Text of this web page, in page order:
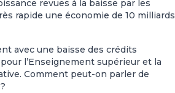
revues à la baisse par les
rapide une économie de 10 milliards
avec une baisse des crédits
l’Enseignement supérieur et la
Comment peut-on parler de